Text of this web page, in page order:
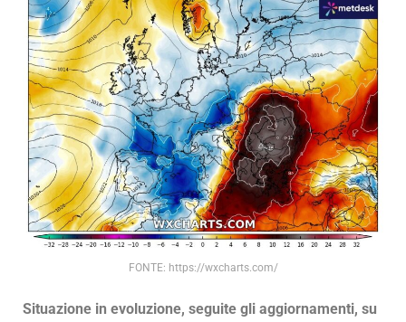
FONTE: https://wxcharts.com/
Situazione in evoluzione, seguite gli aggiornamenti, su